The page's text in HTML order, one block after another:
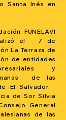
Santa Inés en
FUNELAVI
el 7 de
La Terraza de
de entidades
y
de las
El Salvador.
de Sor Silvia
General
de las